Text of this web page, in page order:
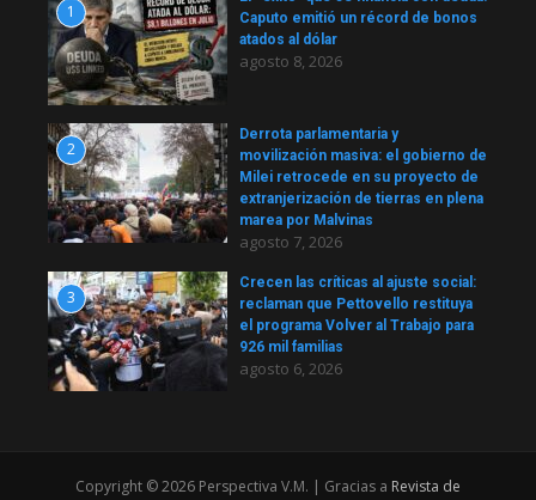
1
Caputo emitió un récord de bonos
atados al dólar
agosto 8, 2026
2
Derrota parlamentaria y
movilización masiva: el gobierno de
Milei retrocede en su proyecto de
extranjerización de tierras en plena
marea por Malvinas
agosto 7, 2026
3
Crecen las críticas al ajuste social:
reclaman que Pettovello restituya
el programa Volver al Trabajo para
926 mil familias
agosto 6, 2026
Copyright © 2026 Perspectiva V.M. | Gracias a Revista de